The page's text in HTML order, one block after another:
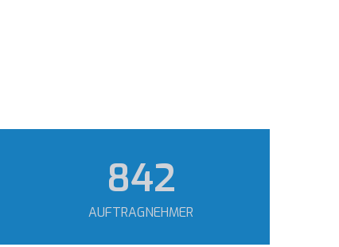
1.182
AUFTRAGNEHMER